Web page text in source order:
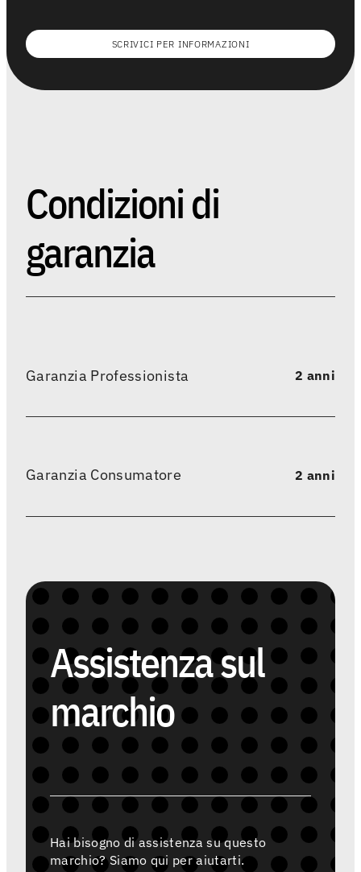
SCRIVICI PER INFORMAZIONI
Condizioni di
garanzia
Garanzia Professionista 2 anni
Garanzia Consumatore 2 anni
Assistenza sul
marchio
Hai bisogno di assistenza su questo
marchio? Siamo qui per aiutarti.